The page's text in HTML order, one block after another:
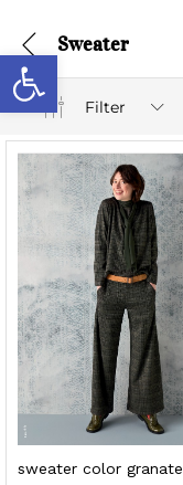
Abrir barra de herramientas Sweater
Filter
sweater color granate